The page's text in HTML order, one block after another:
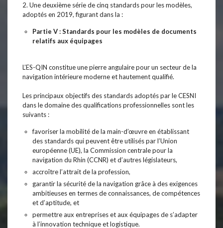
2. Une deuxième série de cinq standards pour les modèles,
adoptés en 2019, figurant dans la :
Partie V : Standards pour les modèles de documents
relatifs aux équipages
L’ES-QIN constitue une pierre angulaire pour un secteur de la
navigation intérieure moderne et hautement qualifié.
Les principaux objectifs des standards adoptés par le CESNI
dans le domaine des qualifications professionnelles sont les
suivants :
favoriser la mobilité de la main-d’œuvre en établissant
des standards qui peuvent être utilisés par l’Union
européenne (UE), la Commission centrale pour la
navigation du Rhin (CCNR) et d’autres législateurs,
accroître l’attrait de la profession,
garantir la sécurité de la navigation grâce à des exigences
ambitieuses en termes de connaissances, de compétences
et d’aptitude, et
permettre aux entreprises et aux équipages de s’adapter
à l’innovation technique et logistique.